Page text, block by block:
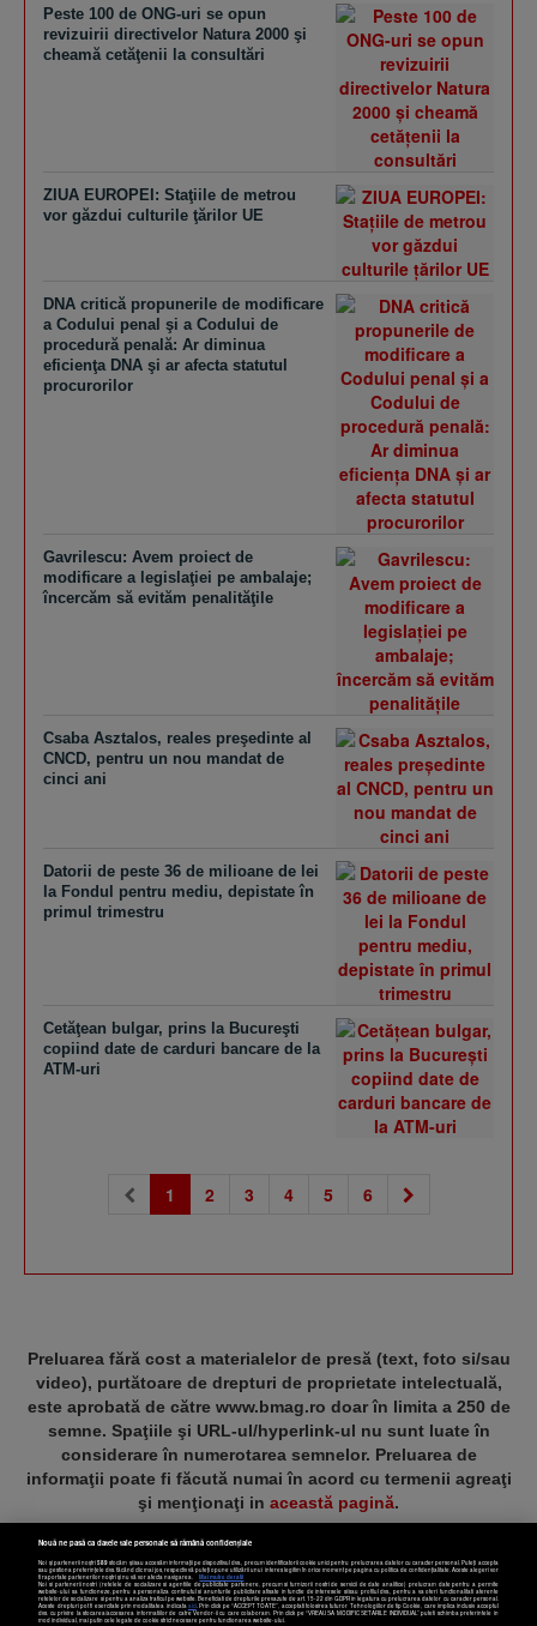
Peste 100 de ONG-uri se opun
revizuirii directivelor Natura 2000 şi
cheamă cetăţenii la consultări
ZIUA EUROPEI: Staţiile de metrou
vor găzdui culturile ţărilor UE
DNA critică propunerile de modificare
a Codului penal şi a Codului de
procedură penală: Ar diminua
eficienţa DNA şi ar afecta statutul
procurorilor
Gavrilescu: Avem proiect de
modificare a legislaţiei pe ambalaje;
încercăm să evităm penalităţile
Csaba Asztalos, reales preşedinte al
CNCD, pentru un nou mandat de
cinci ani
Datorii de peste 36 de milioane de lei
la Fondul pentru mediu, depistate în
primul trimestru
Cetăţean bulgar, prins la Bucureşti
copiind date de carduri bancare de la
ATM-uri
1 (current)
2 3 4 5 6
Preluarea fără cost a materialelor de presă (text, foto si/sau
video), purtătoare de drepturi de proprietate intelectuală,
este aprobată de către www.bmag.ro doar în limita a 250 de
semne. Spaţiile şi URL-ul/hyperlink-ul nu sunt luate în
considerare în numerotarea semnelor. Preluarea de
informaţii poate fi făcută numai în acord cu termenii agreaţi
şi menţionaţi in această pagină.
Termeni și condiții Confidențialitate Cookies Contact
Nouă ne pasă ca datele tale personale să rămână confidențiale
Noi și partenerii noștri589stocăm și/sau accesăm informații pe dispozitivul dvs., precum identificatorii cookie unici pentru prelucrarea datelor cu caracter personal. Puteți accepta
sau gestiona preferințele dvs. făcând clic mai jos, respectiv vă puteți opune utilizării unui interes legitim în orice moment pe pagina cu politica de confidențialitate. Aceste alegeri vor
fi raportate partenerilor noștri și nu vă vor afecta navigarea.
Mai multe detalii
Noi si partenerii nostri (retelele de socializare si agentiile de publicitate partenere, precum si furnizorii nostri de servicii de date analitice) prelucram date pentru a permite
website-ului sa functioneze, pentru a personaliza continutul si anunturile publicitare afisate in functie de interesele si/sau profilul dvs., pentru a va oferi functionalitati aferente
retelelor de socializare si pentru a analiza traficul pe website. Beneficiati de drepturile prevazute de art. 15-22 din GDPR in legatura cu prelucrarea datelor cu caracter personal.
Aceste drepturi pot fi exercitate prin modalitatea indicataaici. Prin click pe “ACCEPT TOATE”, acceptati folosirea tuturor Tehnologiilor de tip Cookie, care implica inclusiv acceptul
dvs. cu privire la stocarea/accesarea informatiilor de catre Vendor-ii cu care colaboram. Prin click pe “VREAU SA MODIFIC SETARILE INDIVIDUAL” puteti schimba preferintele in
mod individual, mai putin cele legate de cookie strict necesare pentru functionarea website-ului.